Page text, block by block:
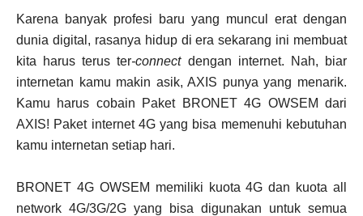
Karena banyak profesi baru yang muncul erat dengan
dunia digital, rasanya hidup di era sekarang ini membuat
kita harus terus ter-connect dengan internet. Nah, biar
internetan kamu makin asik, AXIS punya yang menarik.
Kamu harus cobain Paket BRONET 4G OWSEM dari
AXIS! Paket internet 4G yang bisa memenuhi kebutuhan
kamu internetan setiap hari.
BRONET 4G OWSEM memiliki kuota 4G dan kuota all
network 4G/3G/2G yang bisa digunakan untuk semua